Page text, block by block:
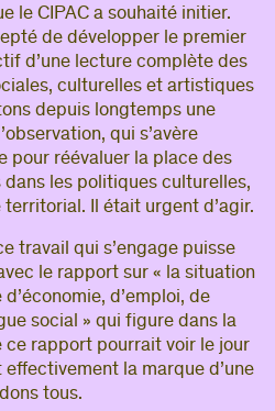
le CIPAC a souhaité initier.
de développer le premier
d’une lecture complète des
culturelles et artistiques
depuis longtemps une
qui s’avère
pour réévaluer la place des
les politiques culturelles,
Il était urgent d’agir.
travail qui s’engage puisse
le rapport sur « la situation
d’emploi, de
social » qui figure dans la
ce rapport pourrait voir le jour
la marque d’une
tous.